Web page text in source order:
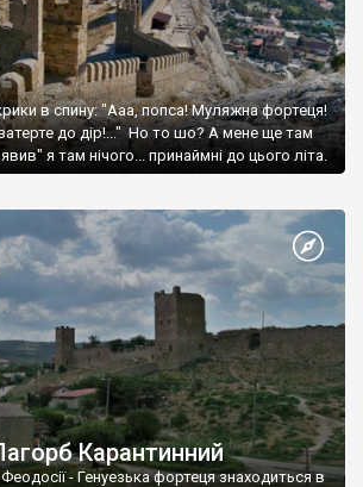
в спину: "Ааа, попса! Муляжна фортеця!
до дір!..." Но то шо? А мене ще там
я там нічого... принаймні до цього літа.
Карантинний
- Генуезька фортеця знаходиться в